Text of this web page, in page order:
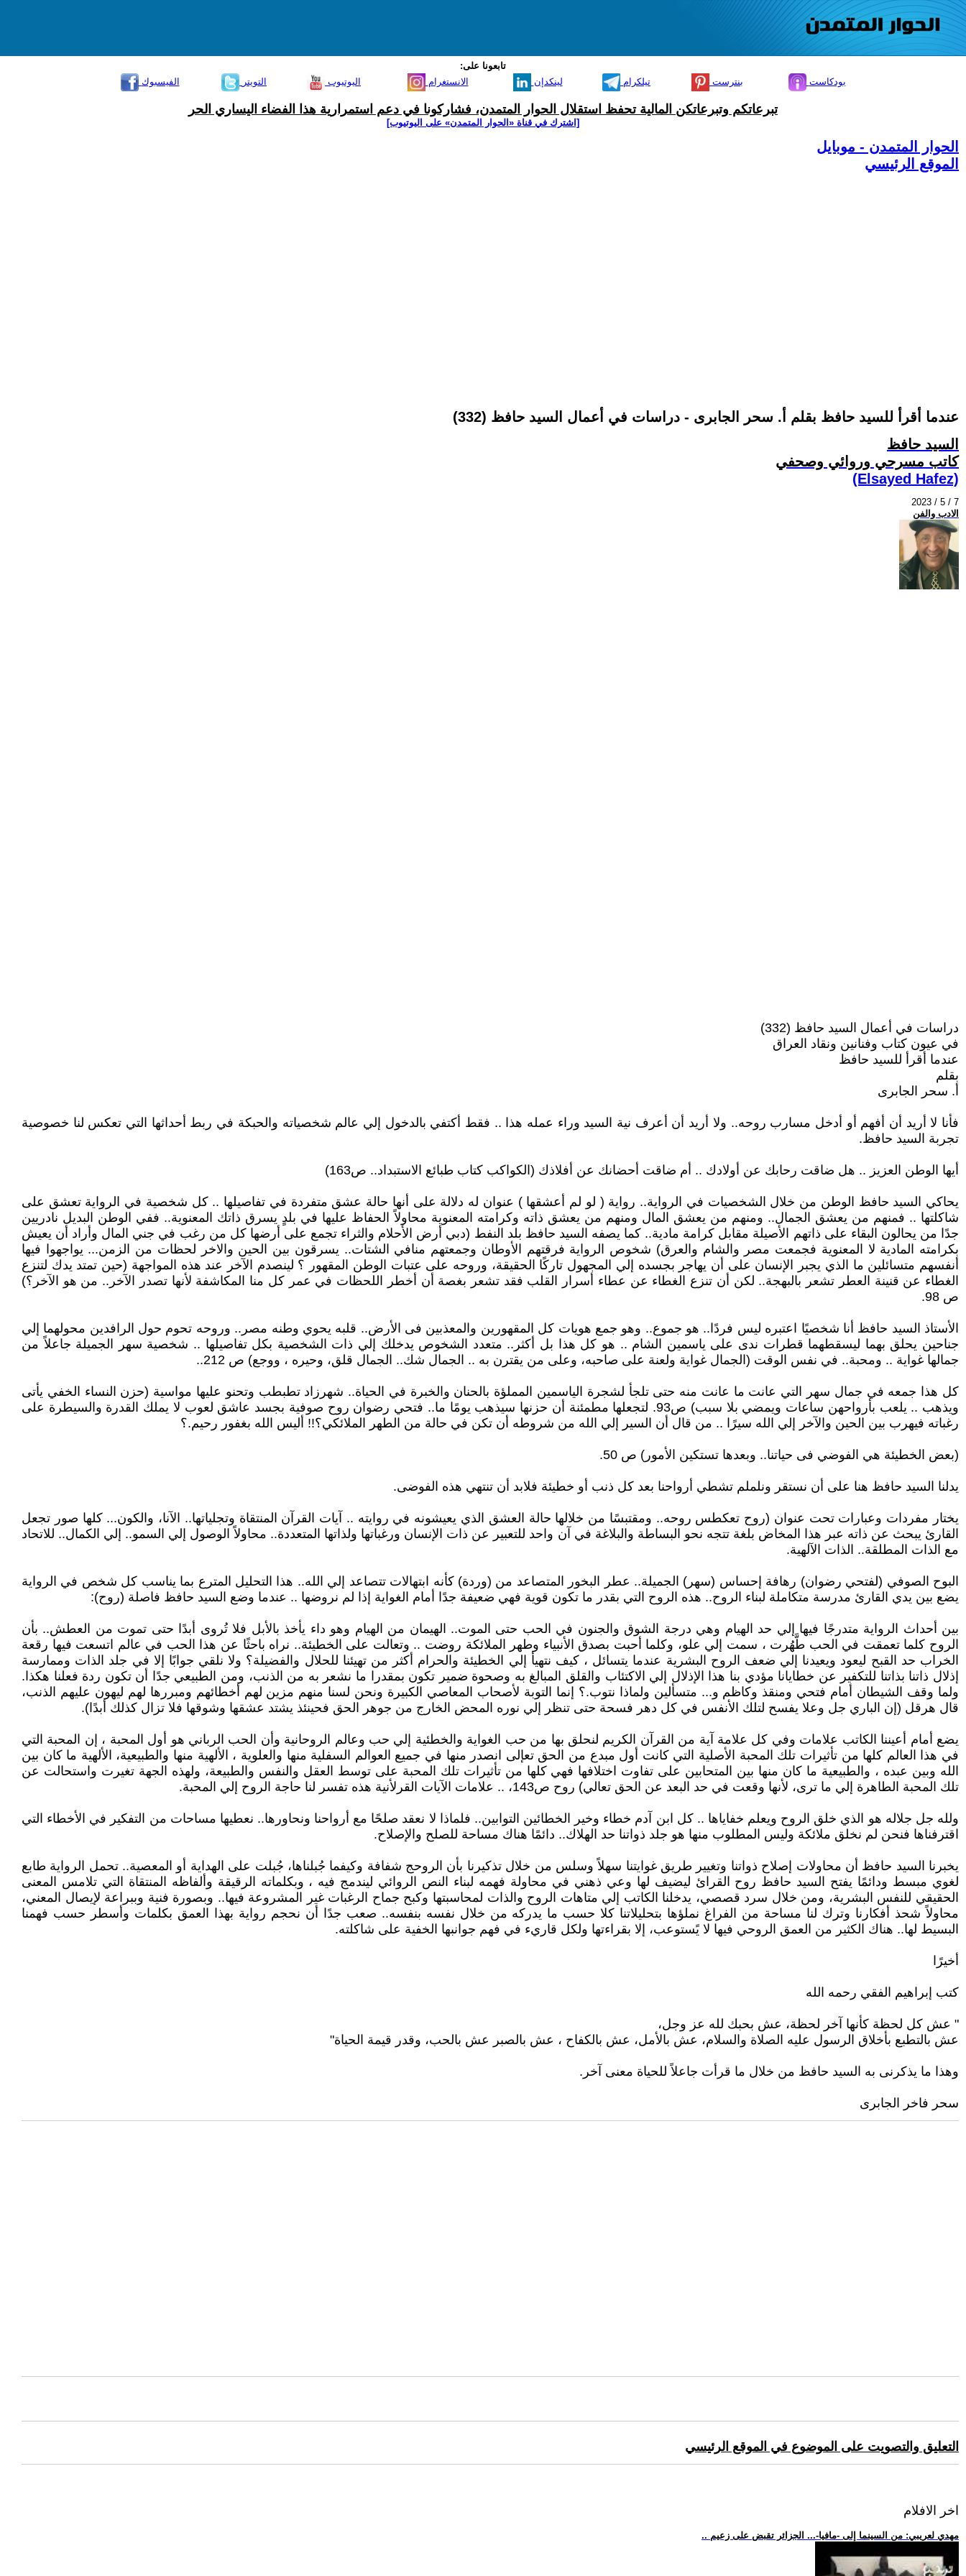
تابعونا على:
الفيسبوك
التويتر اليوتيوب الانستغرام لينكدإن تيلكرام بنترست بودكاست
تبرعاتكم وتبرعاتكن المالية تحفظ استقلال الحوار المتمدن، فشاركونا في دعم استمرارية هذا الفضاء اليساري الحر
[اشترك في قناة ‫«الحوار المتمدن» على اليوتيوب]
الحوار المتمدن - موبايل
الموقع الرئيسي
عندما أقرأ للسيد حافظ بقلم أ. سحر الجابرى - دراسات في أعمال السيد حافظ (332)
السيد حافظ
كاتب مسرحي وروائي وصحفي
(Elsayed Hafez)
2023 / 5 / 7
الادب والفن
دراسات في أعمال السيد حافظ (332)
في عيون كتاب وفنانين ونقاد العراق
عندما أقرأ للسيد حافظ
بقلم
أ. سحر الجابرى
فأنا لا أريد أن أفهم أو أدخل مسارب روحه.. ولا أريد أن أعرف نية السيد وراء عمله هذا .. فقط أكتفي بالدخول إلي عالم شخصياته والحبكة في ربط أحداثها التي تعكس لنا خصوصية
تجربة السيد حافظ.
أيها الوطن العزيز .. هل ضاقت رحابك عن أولادك .. أم ضاقت أحضانك عن أفلاذك (الكواكب كتاب طبائع الاستبداد.. ص163)
يحاكي السيد حافظ الوطن من خلال الشخصيات في الرواية.. رواية ( لو لم أعشقها ) عنوان له دلالة على أنها حالة عشق متفردة في تفاصيلها .. كل شخصية في الرواية تعشق على
شاكلتها .. فمنهم من يعشق الجمال.. ومنهم من يعشق المال ومنهم من يعشق ذاته وكرامته المعنوية محاولاً الحفاظ عليها في بلدٍ يسرق ذاتك المعنوية.. ففي الوطن البديل نادريين
جدًا من يحالون البقاء على ذاتهم الأصيلة مقابل كرامة مادية.. كما يصفه السيد حافظ بلد النفط (دبي أرض الأحلام والثراء تجمع على أرضها كل من رغب في جني المال وأراد أن يعيش
بكرامته المادية لا المعنوية فجمعت مصر والشام والعرق) شخوص الرواية فرقتهم الأوطان وجمعتهم منافي الشتات.. يسرقون بين الحين والاخر لحظات من الزمن... يواجهوا فيها
أنفسهم متسائلين ما الذي يجبر الإنسان على أن يهاجر بجسده إلي المجهول تاركًا الحقيقة، وروحه على عتبات الوطن المقهور ؟ لينصدم الآخر عند هذه المواجهة (حين تمتد يدك لتنزع
الغطاء عن قنينة العطر تشعر بالبهجة.. لكن أن تنزع الغطاء عن عطاء أسرار القلب فقد تشعر بغصة أن أخطر اللحظات في عمر كل منا المكاشفة لأنها تصدر الآخر.. من هو الآخر؟)
ص 98.
الأستاذ السيد حافظ أنا شخصيًا اعتبره ليس فردًا.. هو جموع.. وهو جمع هويات كل المقهورين والمعذبين فى الأرض.. قلبه يحوي وطنه مصر.. وروحه تحوم حول الرافدين محولهما إلي
جناحين يحلق بهما ليسقطهما قطرات ندى على ياسمين الشام .. هو كل هذا بل أكثر.. متعدد الشخوص يدخلك إلي ذات الشخصية بكل تفاصيلها .. شخصية سهر الجميلة جاعلاً من
جمالها غواية .. ومحبة.. في نفس الوقت (الجمال غواية ولعنة على صاحبه، وعلى من يقترن به .. الجمال شك.. الجمال قلق، وحيره ، ووجع) ص 212..
كل هذا جمعه في جمال سهر التي عانت ما عانت منه حتى تلجأ لشجرة الياسمين المملؤة بالحنان والخبرة في الحياة.. شهرزاد تطبطب وتحنو عليها مواسية (حزن النساء الخفي يأتى
ويذهب .. يلعب بأرواحهن ساعات ويمضي بلا سبب) ص93. لتجعلها مطمئنة أن حزنها سيذهب يومًا ما.. فتحي رضوان روح صوفية بجسد عاشق لعوب لا يملك القدرة والسيطرة على
رغباته فيهرب بين الحين والآخر إلي الله سيرًا .. من قال أن السير إلي الله من شروطه أن تكن في حالة من الطهر الملائكي؟!! أليس الله بغفور رحيم.؟
(بعض الخطيئة هي الفوضي فى حياتنا.. وبعدها تستكين الأمور) ص 50.
يدلنا السيد حافظ هنا على أن نستقر ونلملم تشطي أرواحنا بعد كل ذنب أو خطيئة فلابد أن تنتهي هذه الفوضى.
يختار مفردات وعبارات تحت عنوان (روح تعكطس روحه.. ومقتبسًا من خلالها حالة العشق الذي يعيشونه في روايته .. آيات القرآن المنتقاة وتجلياتها.. الآنا، والكون... كلها صور تجعل
القارئ يبحث عن ذاته عبر هذا المخاض بلغة تتجه نحو البساطة والبلاغة في آن واحد للتعبير عن ذات الإنسان ورغباتها ولذاتها المتعددة.. محاولاً الوصول إلي السمو.. إلي الكمال.. للاتحاد
مع الذات المطلقة.. الذات الآلهية.
البوح الصوفي (لفتحي رضوان) رهافة إحساس (سهر) الجميلة.. عطر البخور المتصاعد من (وردة) كأنه ابتهالات تتصاعد إلي الله.. هذا التحليل المترع بما يناسب كل شخص في الرواية
يضع بين يدي القارئ مدرسة متكاملة لبناء الروح.. هذه الروح التي بقدر ما تكون قوية فهي ضعيفة جدًا أمام الغواية إذا لم نروضها .. عندما وضع السيد حافظ فاصلة (روح):
بين أحداث الرواية متدرجًا فيها إلي حد الهيام وهي درجة الشوق والجنون في الحب حتى الموت.. الهيمان من الهيام وهو داء يأخذ بالأبل فلا تُروى أبدًا حتى تموت من العطش.. بأن
الروح كلما تعمقت في الحب طَّهُرت ، سمت إلي علو، وكلما أحبت بصدق الأنبياء وطهر الملائكة روضت .. وتعالت على الخطيئة.. نراه باحثًا عن هذا الحب في عالم اتسعت فيها رقعة
الخراب حد القبح ليعود ويعيدنا إلي ضعف الروح البشرية عندما يتسائل ، كيف نتهيأ إلي الخطيئة والحرام أكثر من تهيئنا للحلال والفضيلة؟ ولا نلقي جوابًا إلا في جلد الذات وممارسة
إذلال ذاتنا بذاتنا للتكفير عن خطايانا مؤدي بنا هذا الإذلال إلي الاكتئاب والقلق المبالغ به وصحوة ضمير تكون بمقدرا ما نشعر به من الذنب، ومن الطبيعي جدًا أن تكون ردة فعلنا هكذا.
ولما وقف الشيطان أمام فتحي ومنقذ وكاظم و... متسألين ولماذا نتوب.؟ إنما التوبة لأصحاب المعاصي الكبيرة ونحن لسنا منهم مزين لهم أخطائهم ومبررها لهم ليهون عليهم الذنب،
قال هرقل (إن الباري جل وعلا يفسح لتلك الأنفس في كل دهر فسحة حتى تنظر إلي نوره المحض الخارج من جوهر الحق فحينئذ يشتد عشقها وشوقها فلا تزال كذلك أبدًا).
يضع أمام أعيننا الكاتب علامات وفي كل علامة آية من القرآن الكريم لنحلق بها من حب الغواية والخطئية إلي حب وعالم الروحانية وأن الحب الرباني هو أول المحبة ، إن المحبة التي
في هذا العالم كلها من تأثيرات تلك المحبة الأصلية التي كانت أول مبدع من الحق تعإلى انصدر منها في جميع العوالم السفلية منها والعلوية ، الألهية منها والطبيعية، الألهية ما كان بين
الله وبين عبده ، والطبيعية ما كان منها بين المتحابين على تفاوت اختلافها فهي كلها من تأثيرات تلك المحبة على توسط العقل والنفس والطبيعة، ولهذه الجهة تغيرت واستحالت عن
تلك المحبة الطاهرة إلي ما ترى، لأنها وقعت في حد البعد عن الحق تعالي) روح ص143، .. علامات الآيات القرلأنية هذه تفسر لنا حاجة الروح إلي المحبة.
ولله جل جلاله هو الذي خلق الروح ويعلم خفاياها .. كل ابن آدم خطاء وخير الخطائين التوابين.. فلماذا لا نعقد صلحًا مع أرواحنا ونحاورها.. نعطيها مساحات من التفكير في الأخطاء التي
اقترفناها فنحن لم نخلق ملائكة وليس المطلوب منها هو جلد ذواتنا حد الهلاك.. دائمًا هناك مساحة للصلح والإصلاح.
يخبرنا السيد حافظ أن محاولات إصلاح ذواتنا وتغيير طريق غوايتنا سهلاً وسلس من خلال تذكيرنا بأن الروحج شفافة وكيفما جُبلناها، جُبلت على الهداية أو المعصية.. تحمل الرواية طابع
لغوي مبسط ودائمًا يفتح السيد حافظ روح القرائ ليضيف لها وعي ذهني في محاولة فهمه لبناء النص الروائي ليندمج فيه ، وبكلماته الرقيقة وألفاظه المنتقاة التي تلامس المعنى
الحقيقي للنفس البشرية، ومن خلال سرد قصصي، يدخلنا الكاتب إلي متاهات الروح والذات لمحاسبتها وكبح جماح الرغبات غير المشروعة فيها.. وبصورة فنية وببراعة لإيصال المعني،
محاولاً شحذ أفكارنا وترك لنا مساحة من الفراغ نملؤها بتحليلاتنا كلا حسب ما يدركه من خلال نفسه بنفسه.. صعب جدًا أن نحجم رواية بهذا العمق بكلمات وأسطر حسب فهمنا
البسيط لها.. هناك الكثير من العمق الروحي فيها لا يًستوعب، إلا بقراءتها ولكل قاريء في فهم جوانبها الخفية على شاكلته.
أخيرًا
كتب إبراهيم الفقي رحمه الله
" عش كل لحظة كأنها آخر لحظة، عش بحبك لله عز وجل،
عش بالتطبع بأخلاق الرسول عليه الصلاة والسلام، عش بالأمل، عش بالكفاح ، عش بالصبر عش بالحب، وقدر قيمة الحياة"
وهذا ما يذكرنى به السيد حافظ من خلال ما قرأت جاعلاً للحياة معنى آخر.
سحر فاخر الجابرى
التعليق والتصويت على الموضوع في الموقع الرئيسي
اخر الافلام
.. مهدي لعريبي: من السينما إلى -مافيا-... الجزائر تقبض على زعيم